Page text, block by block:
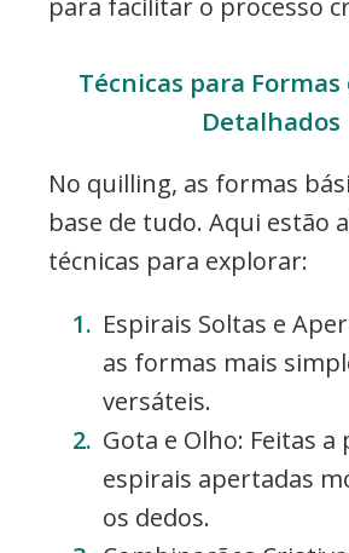
Técnicas para Formas
Detalhados
No quilling, as formas
base de tudo. Aqui estão
técnicas para explorar:
Espirais Soltas e
as formas mais
versáteis.
Gota e Olho: Feitas
espirais apertadas
os dedos.